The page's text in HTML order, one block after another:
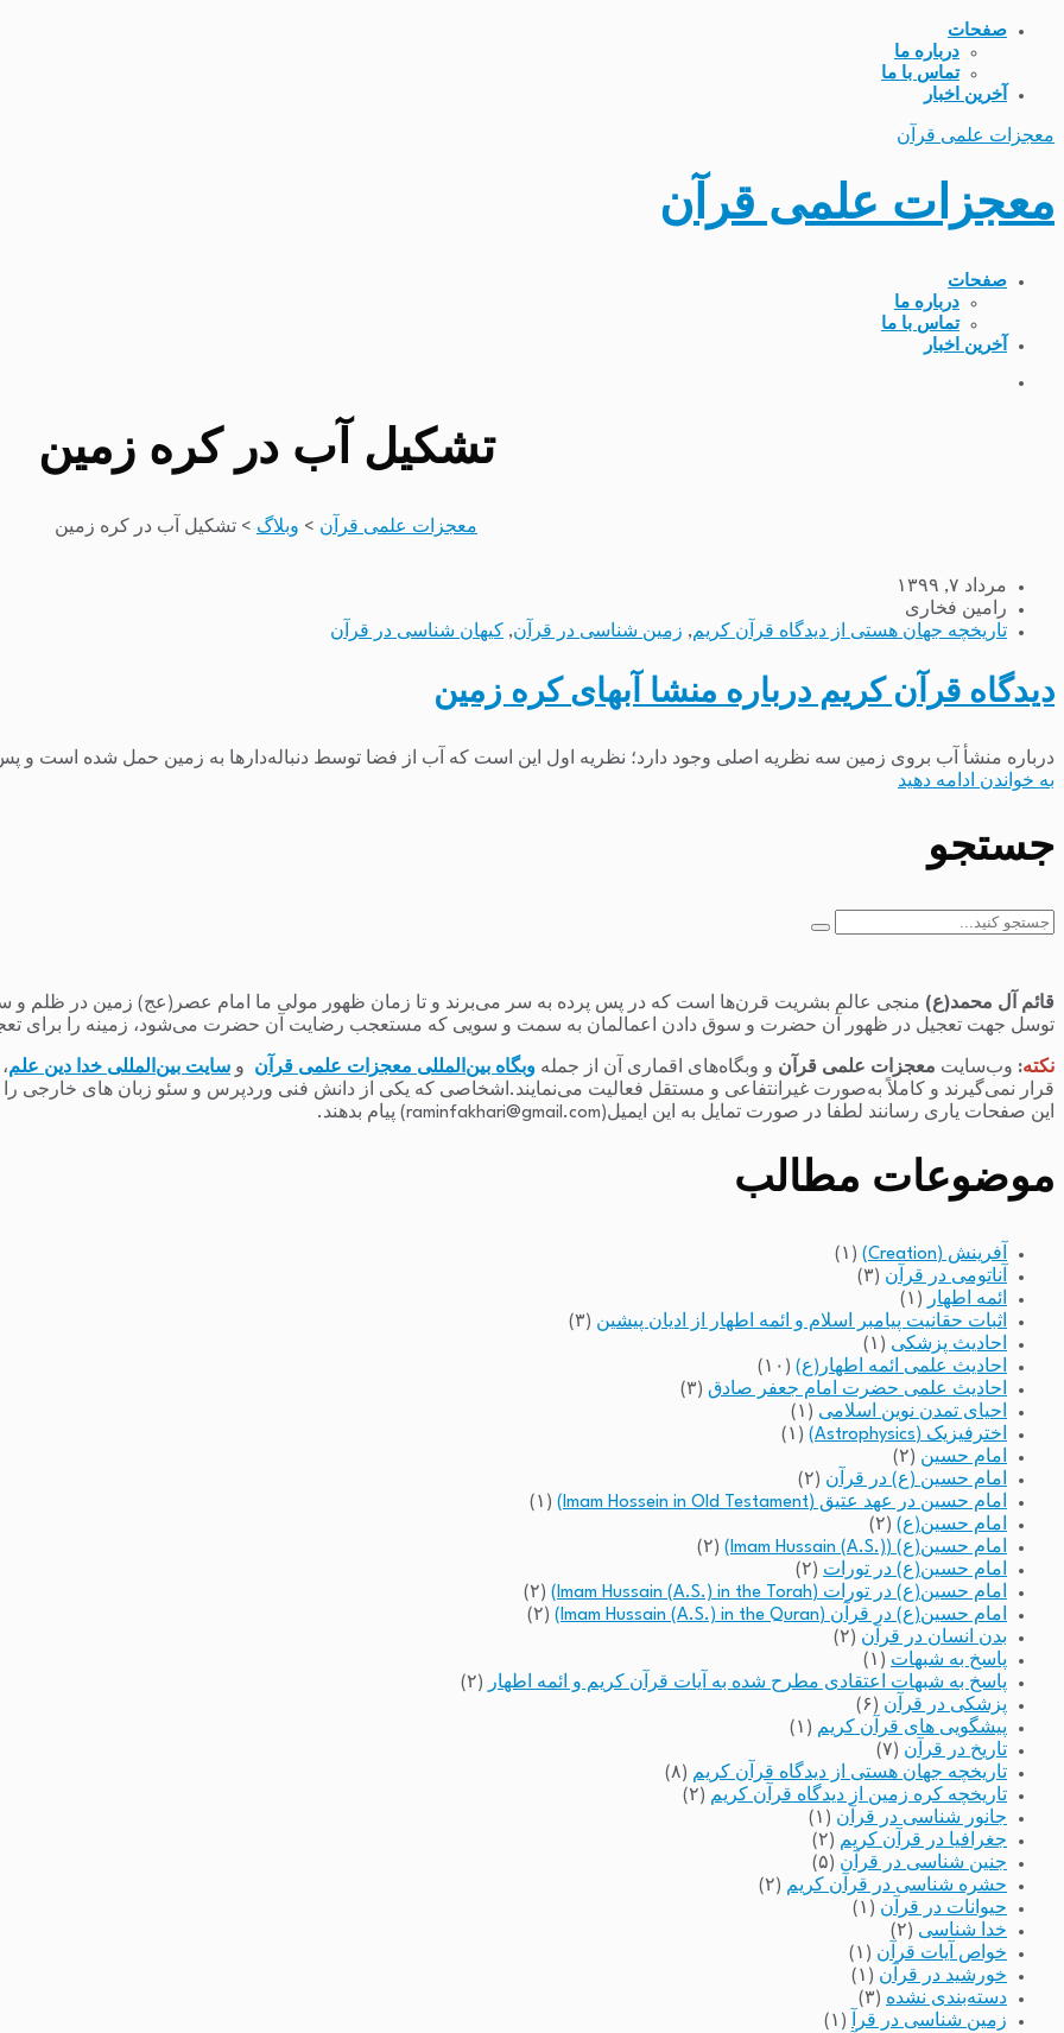
صفحات
درباره ما
تماس با ما
آخرین اخبار
معجزات علمی قرآن
معجزات علمی قرآن
صفحات
درباره ما
تماس با ما
آخرین اخبار
تشکیل آب در کره زمین
معجزات علمی قرآن > وبلاگ > تشکیل آب در کره زمین
مرداد ۷, ۱۳۹۹
رامین فخاری
تاریخچه جهان هستی از دیدگاه قرآن کریم, زمین شناسی در قرآن, کیهان شناسی در قرآن
دیدگاه قرآن کریم درباره منشا آبهای کره زمین
درباره منشأ آب بروی زمین سه نظریه اصلی وجود دارد؛ نظریه اول این است که آب از فضا توسط دنباله‌دارها به زمین حمل شده است و
به خواندن ادامه دهید
جستجو
جستجو
قائم آل محمد(ع) منجی عالم بشریت قرن‌ها است که در پس پرده به سر می‌برند و تا زمان ظهور مولی ما امام عصر(عج) زمین در ظلم و ستم
توسل جهت تعجیل در ظهور آن حضرت و سوق دادن اعمالمان به سمت و سویی که مستعجب رضایت آن حضرت می‌شود، زمینه را برای
نکته: وب‌سایت معجزات علمی قرآن و وبگاه‌های اقماری آن از جمله وبگاه بین‌المللی معجزات علمی قرآن و سایت بین‌المللی خدا دین علم
قرار نمی‌گیرند و کاملاً به‌صورت غیرانتفاعی و مستقل فعالیت می‌نمایند.اشخاصی که یکی از دانش فنی وردپرس و سئو زبان های خارجی را
این صفحات یاری رسانند لطفا در صورت تمایل به این ایمیل(raminfakhari@gmail.com) پیام بدهند.
موضوعات مطالب
آفرینش (Creation)
(۱)
آناتومی در قرآن (۳)
ائمه اطهار
(۱)
اثبات حقانیت پیامبر اسلام و ائمه اطهار از ادیان پیشین (۳)
احادیث پزشکی (۱)
احادیث علمی ائمه اطهار(ع) (۱۰)
احادیث علمی حضرت امام جعفر صادق (۳)
احیای تمدن نوین اسلامی (۱)
اخترفیزیک (Astrophysics)
(۱)
امام حسین (۲)
امام حسین (ع) در قرآن (۲)
امام حسین در عهد عتیق (Imam Hossein in Old Testament)
(۱)
امام حسین(ع) (۲)
امام حسین(ع) (Imam Hussain (A.S.))
(۲)
امام حسین(ع) در تورات (۲)
امام حسین(ع) در تورات (Imam Hussain (A.S.) in the Torah)
(۲)
امام حسین(ع) در قرآن (Imam Hussain (A.S.) in the Quran)
(۲)
بدن انسان در قرآن (۲)
پاسخ به شبهات (۱)
پاسخ به شبهات اعتقادی مطرح شده به آیات قرآن کریم و ائمه اطهار
(۲)
پزشکی در قرآن (۶)
پیشگویی های قرآن کریم (۱)
تاریخ در قرآن (۷)
تاریخچه جهان هستی از دیدگاه قرآن کریم (۸)
تاریخچه کره زمین از دیدگاه قرآن کریم (۲)
جانور شناسی در قرآن (۱)
جغرافیا در قرآن کریم (۲)
جنین شناسی در قرآن (۵)
حشره شناسی در قرآن کریم (۲)
حیوانات در قرآن (۱)
خدا شناسی (۲)
خواص آیات قرآن (۱)
خورشید در قرآن (۱)
دسته‌بندی نشده (۳)
زمین شناسی در قرآ
(۱)